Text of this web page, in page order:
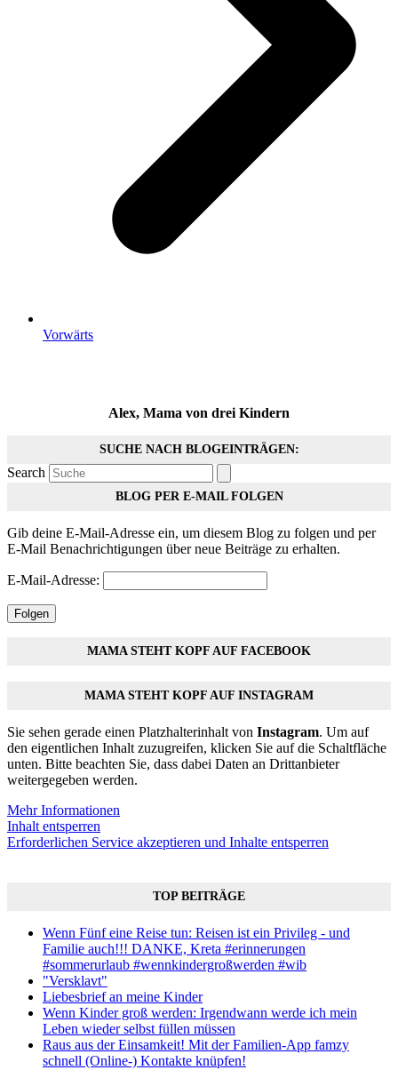
Vorwärts
Alex, Mama von drei Kindern
SUCHE NACH BLOGEINTRÄGEN:
Search
BLOG PER E-MAIL FOLGEN
Gib deine E-Mail-Adresse ein, um diesem Blog zu folgen und per
E-Mail Benachrichtigungen über neue Beiträge zu erhalten.
E-Mail-Adresse:
Folgen
MAMA STEHT KOPF AUF FACEBOOK
MAMA STEHT KOPF AUF INSTAGRAM
Sie sehen gerade einen Platzhalterinhalt von Instagram. Um auf
den eigentlichen Inhalt zuzugreifen, klicken Sie auf die Schaltfläche
unten. Bitte beachten Sie, dass dabei Daten an Drittanbieter
weitergegeben werden.
Mehr Informationen
Inhalt entsperren
Erforderlichen Service akzeptieren und Inhalte entsperren
TOP BEITRÄGE
Wenn Fünf eine Reise tun: Reisen ist ein Privileg - und
Familie auch!!! DANKE, Kreta #erinnerungen
#sommerurlaub #wennkindergroßwerden #wib
"Versklavt"
Liebesbrief an meine Kinder
Wenn Kinder groß werden: Irgendwann werde ich mein
Leben wieder selbst füllen müssen
Raus aus der Einsamkeit! Mit der Familien-App famzy
schnell (Online-) Kontakte knüpfen!